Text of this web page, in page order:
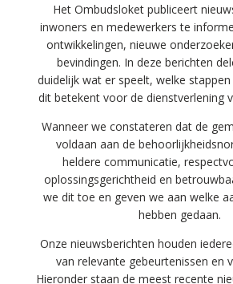
Veelgestelde vragen
Contact
Het Ombudsloket publiceert
inwoners en medewerkers te
ontwikkelingen, nieuwe
bevindingen. In deze berichten
duidelijk wat er speelt, welke
dit betekent voor de dienstverlening
Wanneer we constateren dat de
voldaan aan de
heldere communicatie,
oplossingsgerichtheid en
we dit toe en geven we aan welke
hebben gedaan.
Onze nieuwsberichten houden
van relevante gebeurtenissen en
Hieronder staan de meest recente